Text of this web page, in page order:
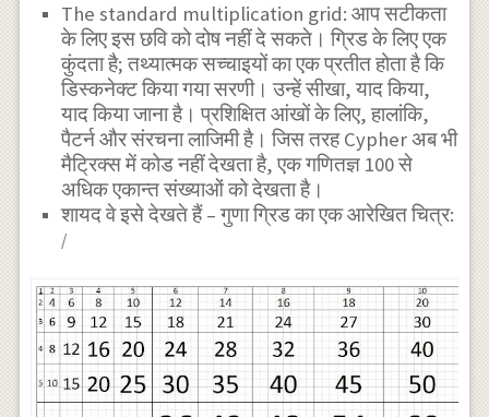
The standard multiplication grid: आप सटीकता
के लिए इस छवि को दोष नहीं दे सकते। ग्रिड के लिए एक
कुंदता है; तथ्यात्मक सच्चाइयों का एक प्रतीत होता है कि
डिस्कनेक्ट किया गया सरणी। उन्हें सीखा, याद किया,
याद किया जाना है। प्रशिक्षित आंखों के लिए, हालांकि,
पैटर्न और संरचना लाजिमी है। जिस तरह Cypher अब भी
मैट्रिक्स में कोड नहीं देखता है, एक गणितज्ञ 100 से
अधिक एकान्त संख्याओं को देखता है।
शायद वे इसे देखते हैं – गुणा ग्रिड का एक आरेखित चित्र:
/